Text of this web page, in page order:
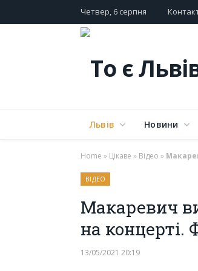
Четвер, 6 серпня
Львів Новини
Home » Цікаве » Відео »
ВІДЕО
Макаревич
на концерті.
13/05/2021 20:19